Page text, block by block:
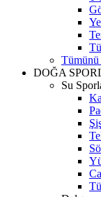
DOĞA
Su